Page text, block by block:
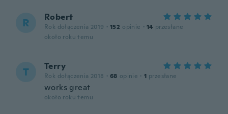
R Robert
Rok dołączenia 2019 · 152 opinie · 14 przesłane
około roku temu
T Terry
Rok dołączenia 2018 · 68 opinie · 1 przesłane
works great
około roku temu